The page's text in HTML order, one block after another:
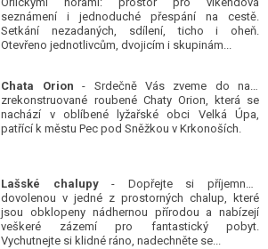
seznámení i jednoduché přespání na cestě.
Setkání nezadaných, sdílení, ticho i oheň.
Otevřeno jednotlivcům, dvojicím i skupinám...
Chata Orion - Srdečně Vás zveme do naší
zrekonstruované roubené Chaty Orion, která se
nachází v oblíbené lyžařské obci Velká Úpa,
patřící k městu Pec pod Sněžkou v Krkonoších.
Lašské chalupy- Dopřejte si příjemnou
dovolenou v jedné z prostorných chalup, které
jsou obklopeny nádhernou přírodou a nabízejí
veškeré zázemí pro fantastický pobyt.
Vychutnejte si klidné ráno, nadechněte se...